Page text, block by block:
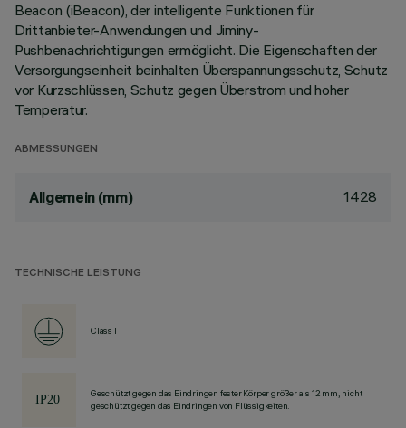
Beacon (iBeacon), der intelligente Funktionen für
Drittanbieter-Anwendungen und Jiminy-
Pushbenachrichtigungen ermöglicht. Die Eigenschaften der
Versorgungseinheit beinhalten Überspannungsschutz, Schutz
vor Kurzschlüssen, Schutz gegen Überstrom und hoher
Temperatur.
ABMESSUNGEN
Allgemein (mm) 1428
TECHNISCHE LEISTUNG
Class I
Geschützt gegen das Eindringen fester Körper größer als 12 mm, nicht
geschützt gegen das Eindringen von Flüssigkeiten.